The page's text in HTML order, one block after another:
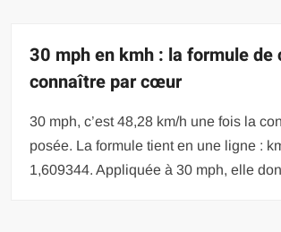
30 mph en kmh : la formule de
connaître par cœur
30 mph, c’est 48,28 km/h une fois la
posée. La formule tient en une ligne :
1,609344. Appliquée à 30 mph, elle